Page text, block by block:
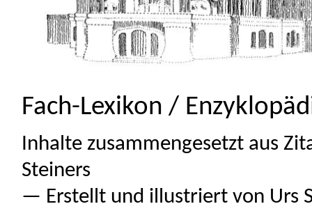
Fach-Lexikon /
Inhalte zusammengesetzt aus
Steiners
— Erstellt und illustriert von Urs